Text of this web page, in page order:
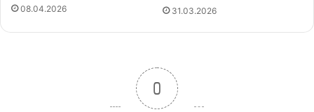
08.04.2026 31.03.2026
0